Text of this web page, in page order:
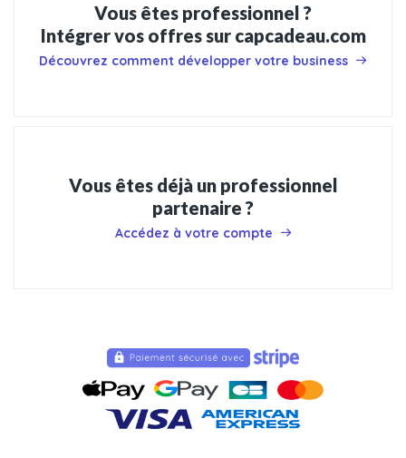
Vous êtes professionnel ?
Intégrer vos offres sur capcadeau.com
Découvrez comment développer votre business
Vous êtes déjà un professionnel
partenaire ?
Accédez à votre compte